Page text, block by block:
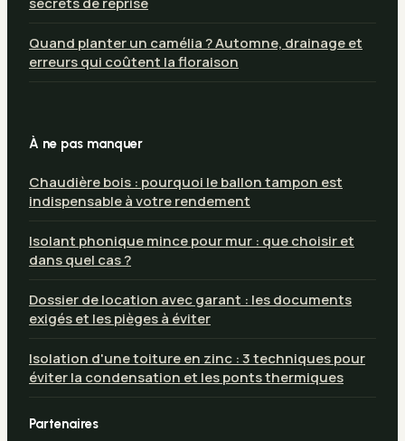
Quand planter un camélia ? Automne, drainage et
erreurs qui coûtent la floraison
À ne pas manquer
Chaudière bois : pourquoi le ballon tampon est
indispensable à votre rendement
Isolant phonique mince pour mur : que choisir et
dans quel cas ?
Dossier de location avec garant : les documents
exigés et les pièges à éviter
Isolation d'une toiture en zinc : 3 techniques pour
éviter la condensation et les ponts thermiques
Partenaires